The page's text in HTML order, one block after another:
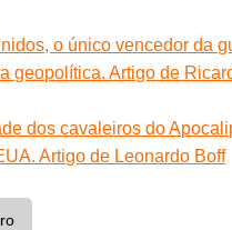
o único vencedor da
geopolítica. Artigo de
dos cavaleiros do
Artigo de Leonardo Boff